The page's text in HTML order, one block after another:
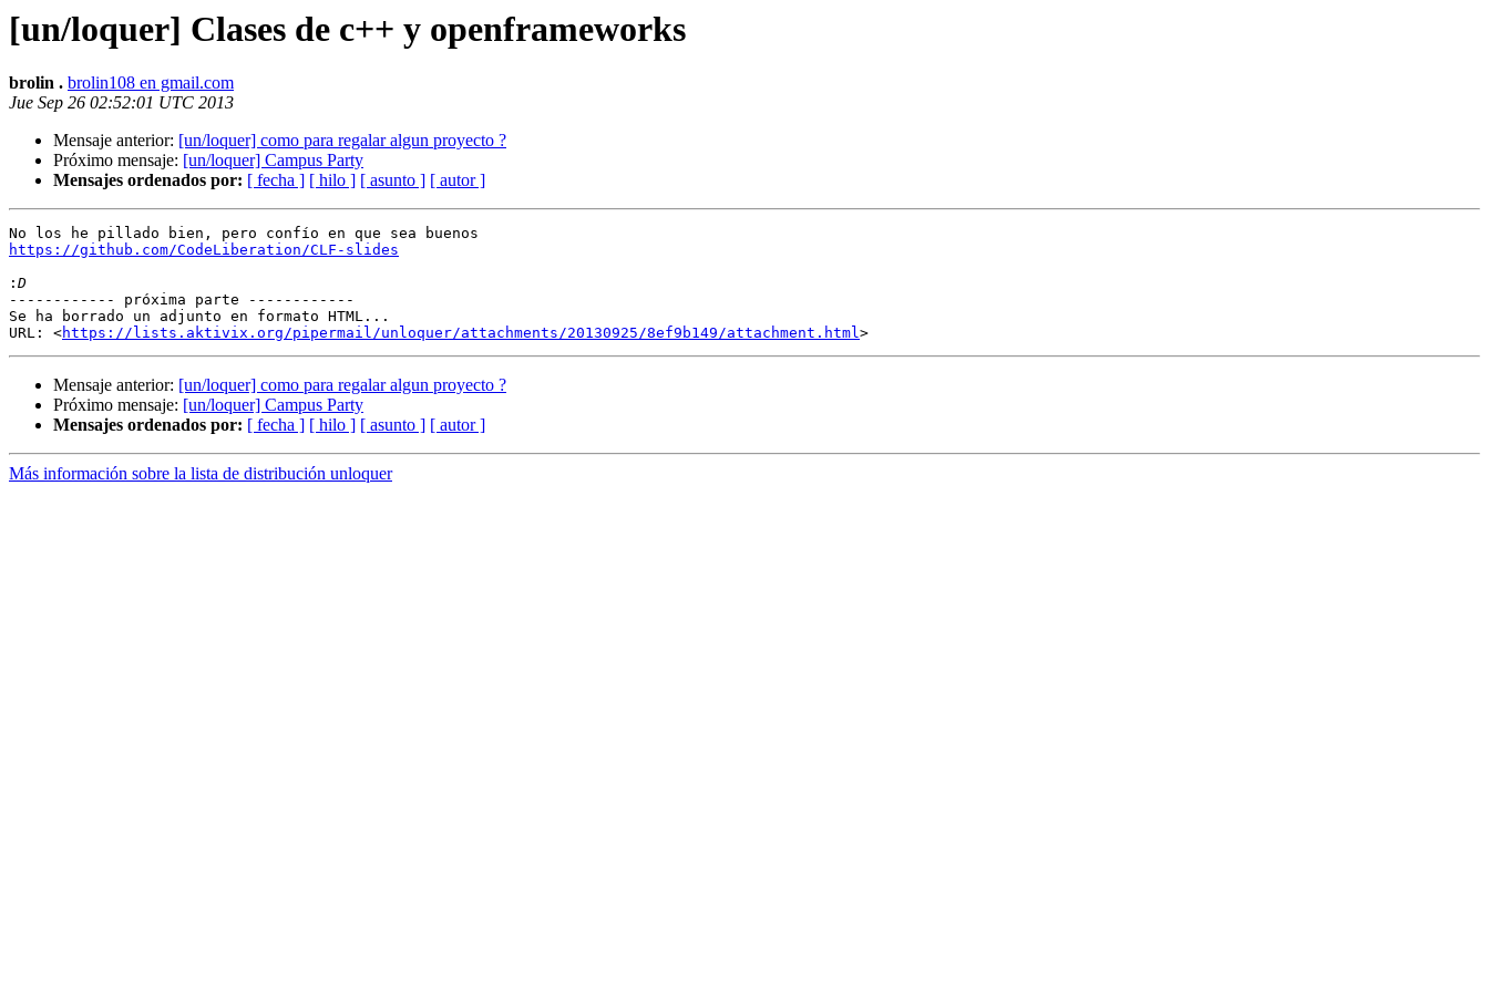
[un/loquer] Clases de c++ y openframeworks
brolin . brolin108 en gmail.com
Jue Sep 26 02:52:01 UTC 2013
Mensaje anterior: [un/loquer] como para regalar algun proyecto ?
Próximo mensaje: [un/loquer] Campus Party
Mensajes ordenados por: [ fecha ] [ hilo ] [ asunto ] [ autor ]
https://github.com/CodeLiberation/CLF-slides
:
------------ próxima parte ------------
Se ha borrado un adjunto en formato HTML...
URL: <https://lists.aktivix.org/pipermail/unloquer/attachments/20130925/8ef9b149/attachment.html
Mensaje anterior: [un/loquer] como para regalar algun proyecto ?
Próximo mensaje: [un/loquer] Campus Party
Mensajes ordenados por: [ fecha ] [ hilo ] [ asunto ] [ autor ]
Más información sobre la lista de distribución unloquer